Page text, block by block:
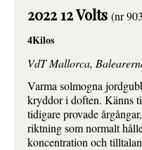
2022 12 Volts (nr
4Kilos
VdT Mallorca,
Varma solmogna
kryddor i doften. Känns
tidigare provade
riktning som normalt
koncentration och